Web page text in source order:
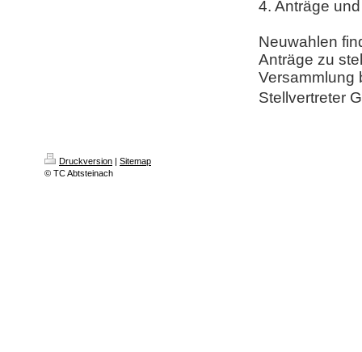
4. Anträge
Neuwahlen
Anträge zu
Versammlung
Stellvertreter
Druckversion | Sitemap
© TC Abtsteinach